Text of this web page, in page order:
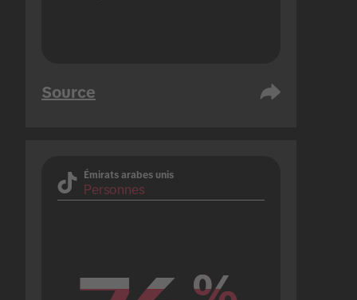
Source
Émirats arabes unis
Personnes